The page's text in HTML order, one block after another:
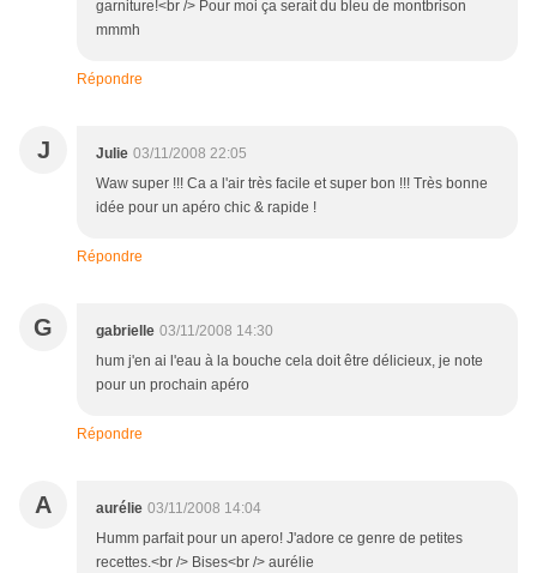
garniture!<br /> Pour moi ça serait du bleu de montbrison
mmmh
Répondre
J Julie 03/11/2008 22:05
Waw super !!! Ca a l'air très facile et super bon !!! Très bonne
idée pour un apéro chic & rapide !
Répondre
G gabrielle 03/11/2008 14:30
hum j'en ai l'eau à la bouche cela doit être délicieux, je note
pour un prochain apéro
Répondre
A aurélie 03/11/2008 14:04
Humm parfait pour un apero! J'adore ce genre de petites
recettes.<br /> Bises<br /> aurélie